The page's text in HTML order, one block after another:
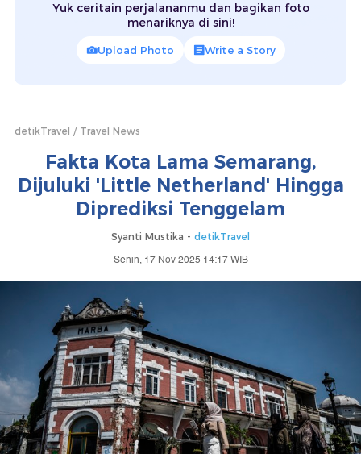
Yuk ceritain perjalananmu dan bagikan foto
menariknya di sini!
Upload Photo Write a Story
detikTravel Travel News
Fakta Kota Lama Semarang,
Dijuluki 'Little Netherland' Hingga
Diprediksi Tenggelam
Syanti Mustika - detikTravel
Senin, 17 Nov 2025 14:17 WIB